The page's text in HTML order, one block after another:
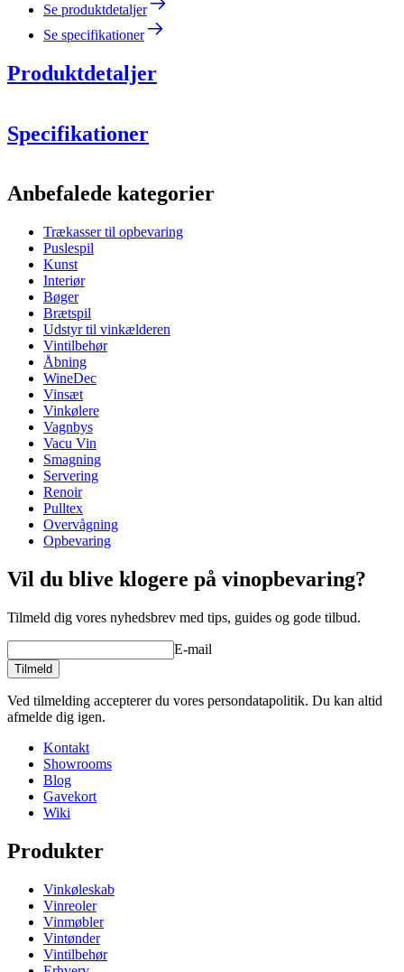
Se produktdetaljer
Se specifikationer
Produktdetaljer
Specifikationer
Produktnummer086MLFI
Dimensioner (BxHxD cm)
Vægt (kg)
Højde (cm)
Bredde (cm)
Dybde (cm)
Anbefalede kategorier
Trækasser til opbevaring
Puslespil
Kunst
Interiør
Bøger
Brætspil
Udstyr til vinkælderen
Vintilbehør
Åbning
WineDec
Vinsæt
Vinkølere
Vagnbys
Vacu Vin
Smagning
Servering
Renoir
Pulltex
Overvågning
Opbevaring
Vil du blive klogere på vinopbevaring?
Tilmeld dig vores nyhedsbrev med tips, guides og gode tilbud.
E-mail
Tilmeld
Ved tilmelding accepterer du vores persondatapolitik. Du kan altid
afmelde dig igen.
Kontakt
Showrooms
Blog
Gavekort
Wiki
Produkter
Vinkøleskab
Vinreoler
Vinmøbler
Vintønder
Vintilbehør